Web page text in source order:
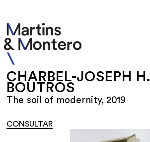
CHARBEL-JOSEPH H.
BOUTROS
The soil of modernity, 2019
CONSULTAR